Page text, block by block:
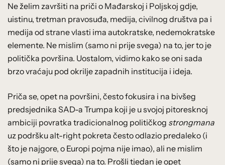
Ne želim završiti na priči o Mađarskoj i Poljskoj gdje,
uistinu, tretman pravosuđa, medija, civilnog društva pa i
medija od strane vlasti ima autokratske, nedemokratske
elemente. Ne mislim (samo ni prije svega) na to, jer to je
politička površina. Uostalom, vidimo kako se oni sada
brzo vraćaju pod okrilje zapadnih institucija i ideja.
Priča se, opet na površini, često fokusira i na bivšeg
predsjednika SAD-a Trumpa koji je u svojoj pitoresknoj
ambiciji povratka tradicionalnog političkog strongmana
uz podršku alt-right pokreta često odlazio predaleko (i
što je najgore, o Europi pojma nije imao), ali ne mislim
(samo ni prije svega) na to. Prošli tjedan je opet